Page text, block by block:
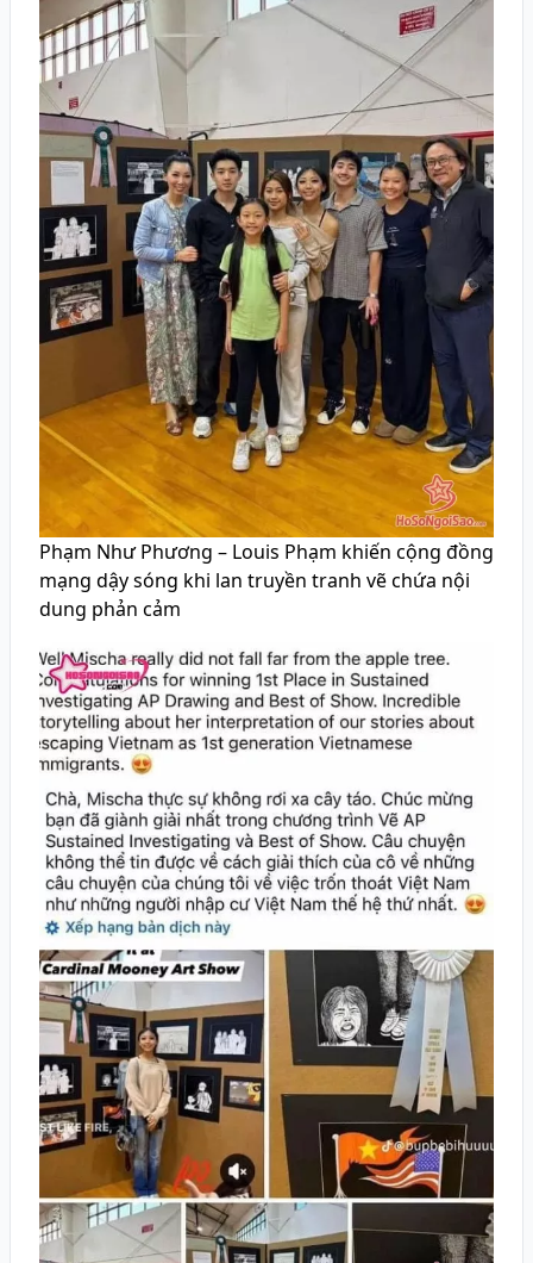
Phạm Như Phương – Louis Phạm khiến cộng đồng
mạng dậy sóng khi lan truyền tranh vẽ chứa nội
dung phản cảm